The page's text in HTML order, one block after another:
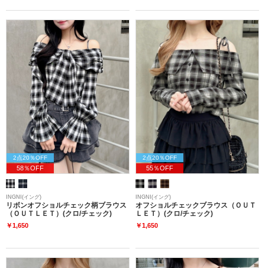
2点20％OFF
58％OFF
INGNI(イング)
リボンオフショルチェック柄ブラウス
（ＯＵＴＬＥＴ）(クロ/チェック)
￥1,650
2点20％OFF
55％OFF
INGNI(イング)
オフショルチェックブラウス（ＯＵＴ
ＬＥＴ）(クロ/チェック)
￥1,650